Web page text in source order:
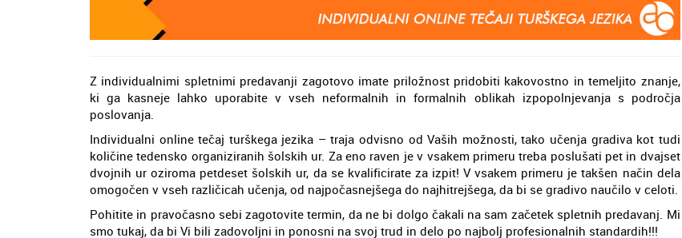
Z individualnimi spletnimi predavanji zagotovo imate priložnost pridobiti kakovostno in temeljito znanje,
ki ga kasneje lahko uporabite v vseh neformalnih in formalnih oblikah izpopolnjevanja s področja
poslovanja.
Individualni online tečaj turškega jezika – traja odvisno od Vaših možnosti, tako učenja gradiva kot tudi
količine tedensko organiziranih šolskih ur. Za eno raven je v vsakem primeru treba poslušati pet in dvajset
dvojnih ur oziroma petdeset šolskih ur, da se kvalificirate za izpit! V vsakem primeru je takšen način dela
omogočen v vseh različicah učenja, od najpočasnejšega do najhitrejšega, da bi se gradivo naučilo v celoti.
Pohitite in pravočasno sebi zagotovite termin, da ne bi dolgo čakali na sam začetek spletnih predavanj. Mi
smo tukaj, da bi Vi bili zadovoljni in ponosni na svoj trud in delo po najbolj profesionalnih standardih!!!